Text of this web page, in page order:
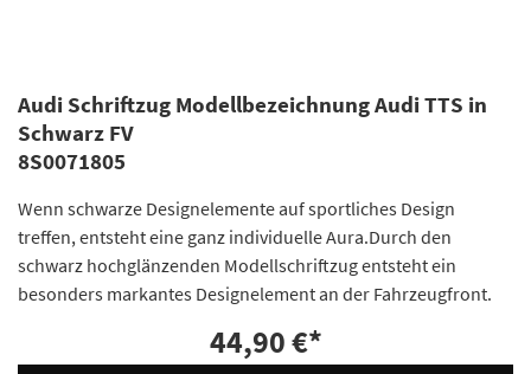
Audi Schriftzug Modellbezeichnung Audi TTS in
Schwarz FV
8S0071805
Wenn schwarze Designelemente auf sportliches Design
treffen, entsteht eine ganz individuelle Aura.Durch den
schwarz hochglänzenden Modellschriftzug entsteht ein
besonders markantes Designelement an der Fahrzeugfront.
44,90 €*